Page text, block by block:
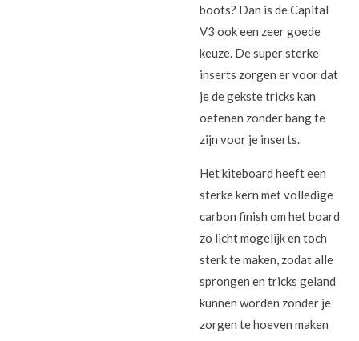
boots? Dan is de Capital
V3 ook een zeer goede
keuze. De super sterke
inserts zorgen er voor dat
je de gekste tricks kan
oefenen zonder bang te
zijn voor je inserts.
Het kiteboard heeft een
sterke kern met volledige
carbon finish om het board
zo licht mogelijk en toch
sterk te maken, zodat alle
sprongen en tricks geland
kunnen worden zonder je
zorgen te hoeven maken